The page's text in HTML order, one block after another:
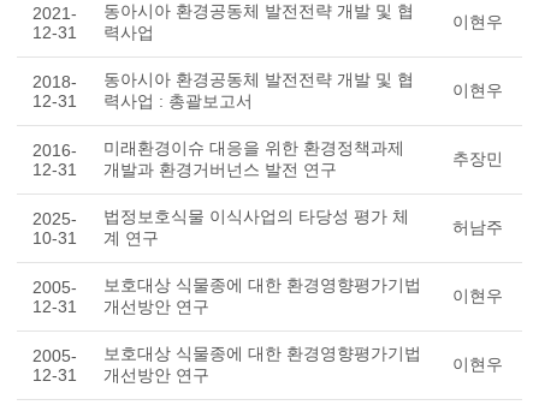
2021-
12-31
동아시아 환경공동체 발전전략 개발 및 협
력사업
이현우
2018-
12-31
동아시아 환경공동체 발전전략 개발 및 협
력사업 : 총괄보고서
이현우
2016-
12-31
미래환경이슈 대응을 위한 환경정책과제
개발과 환경거버넌스 발전 연구
추장민
2025-
10-31
법정보호식물 이식사업의 타당성 평가 체
계 연구
허남주
2005-
12-31
보호대상 식물종에 대한 환경영향평가기법
개선방안 연구
이현우
2005-
12-31
보호대상 식물종에 대한 환경영향평가기법
개선방안 연구
이현우